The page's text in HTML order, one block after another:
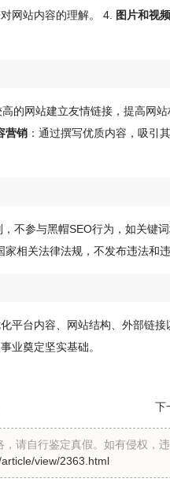
网站内容的理解。 4.
图片和视
高的网站建立友情链接，提高网
营销 ：通过撰写优质内容，吸引
，不参与黑帽SEO行为，如关键
家相关法律法规，不发布违法和违
平台内容、网站结构、外部链
业奠定坚实基础。
下
请自行鉴定真假。如有侵权，
view/2363.html